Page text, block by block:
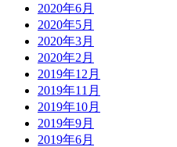
2020年6月
2020年5月
2020年3月
2020年2月
2019年12月
2019年11月
2019年10月
2019年9月
2019年6月